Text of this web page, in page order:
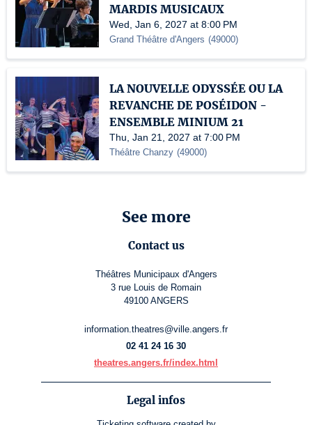
MARDIS MUSICAUX
Wed, Jan 6, 2027 at 8:00 PM
Grand Théâtre d'Angers (49000)
LA NOUVELLE ODYSSÉE OU LA
REVANCHE DE POSÉIDON -
ENSEMBLE MINIUM 21
Thu, Jan 21, 2027 at 7:00 PM
Théâtre Chanzy (49000)
See more
Contact us
Théâtres Municipaux d'Angers
3 rue Louis de Romain
49100 ANGERS
information.theatres@ville.angers.fr
02 41 24 16 30
theatres.angers.fr/index.html
Legal infos